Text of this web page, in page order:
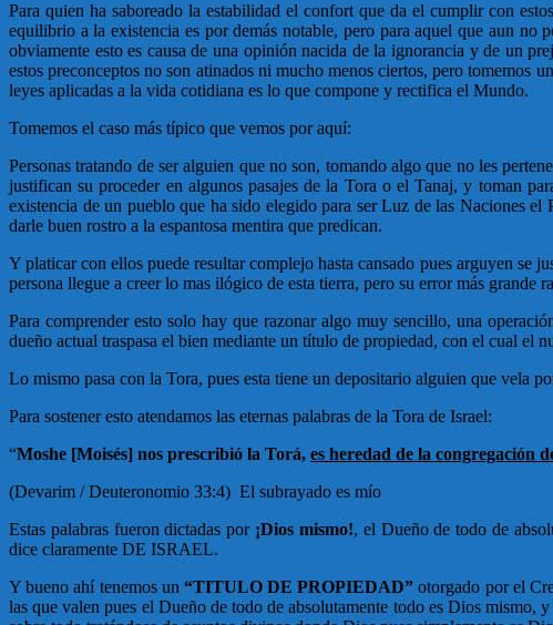
Para quien ha saboreado la estabilidad el confort que da el cumplir con
equilibrio a la existencia es por demás notable, pero para aquel que aun
obviamente esto es causa de una opinión nacida de la ignorancia y de un
estos preconceptos no son atinados ni mucho menos ciertos, pero tomemos
leyes aplicadas a la vida cotidiana es lo que compone y rectifica el Mundo.
Tomemos el caso más típico que vemos por aquí:
Personas tratando de ser alguien que no son, tomando algo que no les
justifican su proceder en algunos pasajes de la Tora o el Tanaj, y toman
existencia de un pueblo que ha sido elegido para ser Luz de las Naciones el
darle buen rostro a la espantosa mentira que predican.
Y platicar con ellos puede resultar complejo hasta cansado pues arguyen se
persona llegue a creer lo mas ilógico de esta tierra, pero su error más
Para comprender esto solo hay que razonar algo muy sencillo, una
dueño actual traspasa el bien mediante un título de propiedad, con el cual el
Lo mismo pasa con la Tora, pues esta tiene un depositario alguien que vela
Para sostener esto atendamos las eternas palabras de la Tora de Israel:
“Moshe [Moisés] nos prescribió la Torá, es heredad de la congregación
(Devarim / Deuteronomio 33:4) El subrayado es mío
Estas palabras fueron dictadas por ¡Dios mismo!, el Dueño de todo de
dice claramente DE ISRAEL.
Y bueno ahí tenemos un “TITULO DE PROPIEDAD” otorgado por el
las que valen pues el Dueño de todo de absolutamente todo es Dios mismo,